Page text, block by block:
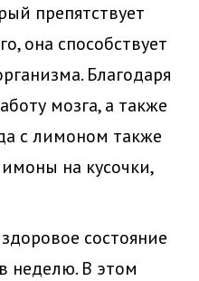
препятствует
она способствует
Благодаря
мозга, а также
с лимоном также
на кусочки,
состояние
неделю. В этом